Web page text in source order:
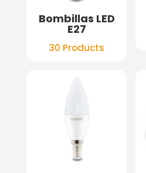
Bombillas LED
E27
30 Products